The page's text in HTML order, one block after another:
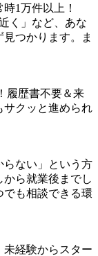
1万件以上！
く」など、あな
つかります。ま
履歴書不要＆来
サクッと進められ
らない」という方
ら就業後までし
でも相談できる環
未経験からスター